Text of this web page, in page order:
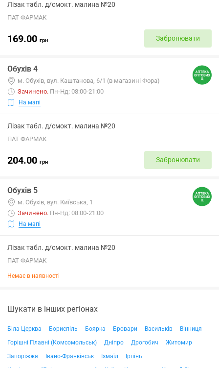
Лізак табл. д/смокт. малина №20
ПАТ ФАРМАК
169.00 грн Забронювати
Обухів 4
м. Обухів, вул. Каштанова, 6/1 (в магазині Фора)
Зачинено. Пн-Нд: 08:00-21:00
На мапі
Лізак табл. д/смокт. малина №20
ПАТ ФАРМАК
204.00 грн Забронювати
Обухів 5
м. Обухів, вул. Київська, 1
Зачинено. Пн-Нд: 08:00-21:00
На мапі
Лізак табл. д/смокт. малина №20
ПАТ ФАРМАК
Немає в наявності
Шукати в інших регіонах
Біла Церква Бориспіль Боярка Бровари Васильків
Вінниця
Горішні Плавні (Комсомольськ)
Дніпро Дрогобич
Житомир
Запоріжжя
Івано-Франківськ Ізмаїл
Ірпінь